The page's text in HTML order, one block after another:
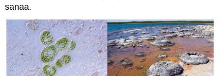
sanaa.